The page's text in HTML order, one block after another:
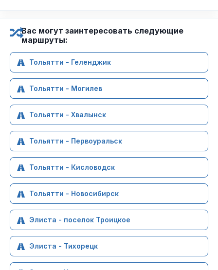
Вас могут заинтересовать следующие
маршруты:
Тольятти - Геленджик
Тольятти - Могилев
Тольятти - Хвалынск
Тольятти - Первоуральск
Тольятти - Кисловодск
Тольятти - Новосибирск
Элиста - поселок Троицкое
Элиста - Тихорецк